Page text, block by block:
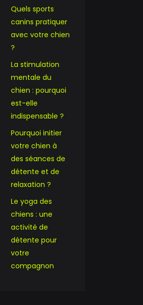
Quels sports
canins pratiquer
avec votre chien
?
La stimulation
mentale du
chien : pourquoi
est-elle
indispensable ?
Pourquoi initier
votre chien à
des séances de
détente et de
relaxation ?
Le yoga des
chiens : une
activité de
détente pour
votre
compagnon